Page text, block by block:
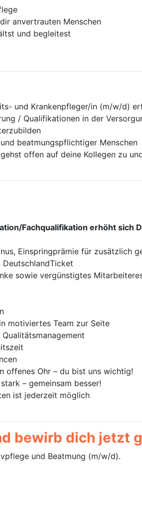
anvertrauten Menschen
und begleitest
und Krankenpfleger/in (m/w/d)
/ Qualifikationen in der
beatmungspflichtiger Menschen
offen auf deine Kollegen zu
Fachqualifikation erhöht sich
Einspringprämie für zusätzlich
sowie vergünstigtes
motiviertes Team zur Seite
offenes Ohr – du bist uns wichtig!
– gemeinsam besser!
ist jederzeit möglich
bewirb dich jetzt
und Beatmung (m/w/d).